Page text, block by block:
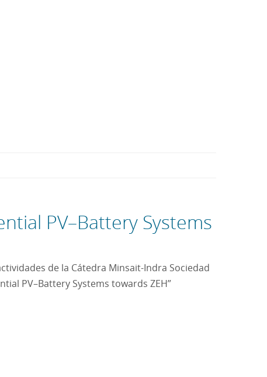
PV–Battery Systems
de la Cátedra Minsait-Indra Sociedad
PV–Battery Systems towards ZEH”